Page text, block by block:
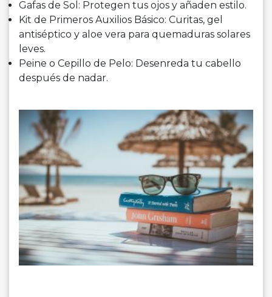
Gafas de Sol: Protegen tus ojos y añaden estilo.
Kit de Primeros Auxilios Básico: Curitas, gel
antiséptico y aloe vera para quemaduras solares
leves.
Peine o Cepillo de Pelo: Desenreda tu cabello
después de nadar.